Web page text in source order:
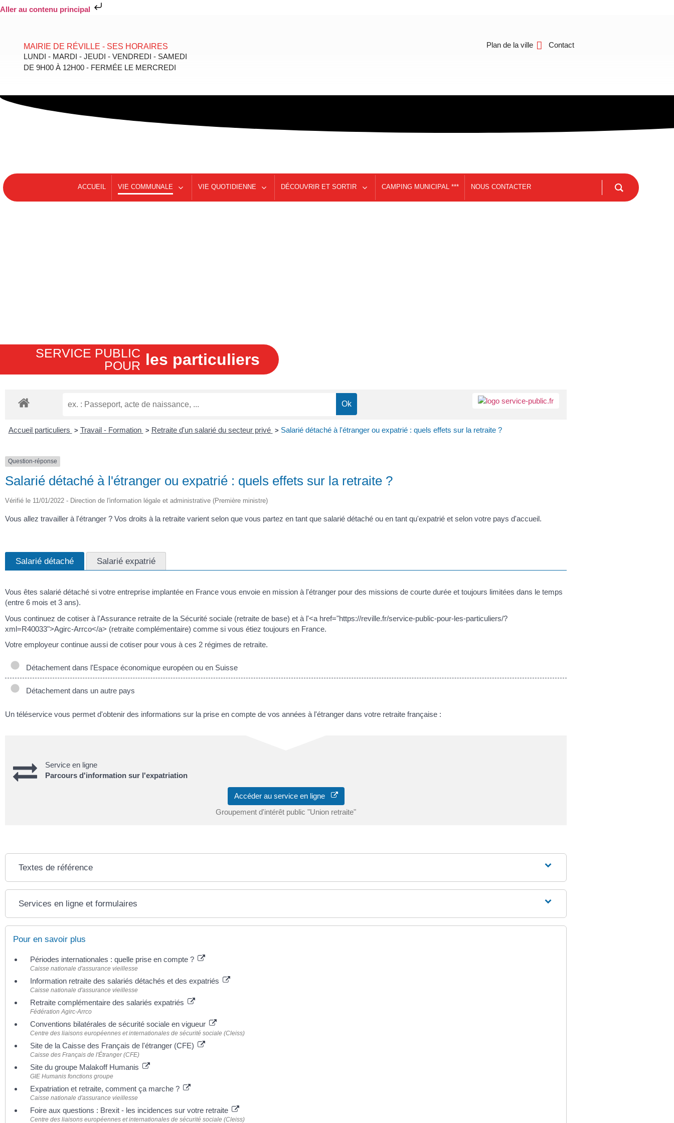
Aller au contenu principal
MAIRIE DE RÉVILLE - SES HORAIRES
LUNDI - MARDI - JEUDI - VENDREDI - SAMEDI
DE 9H00 À 12H00 - FERMÉE LE MERCREDI
Plan de la ville Contact
ACCUEIL VIE COMMUNALE VIE QUOTIDIENNE DÉCOUVRIR ET SORTIR CAMPING MUNICIPAL *** NOUS CONTACTER
SERVICE PUBLIC
POUR​ les particuliers
Accueil particuliers > Travail - Formation > Retraite d'un salarié du secteur privé > Salarié détaché à l'étranger ou expatrié : quels effets sur la retraite ?
Question-réponse
Salarié détaché à l'étranger ou expatrié : quels effets sur la retraite ?
Vérifié le 11/01/2022 - Direction de l'information légale et administrative (Première ministre)
Vous allez travailler à l'étranger ? Vos droits à la retraite varient selon que vous partez en tant que salarié détaché ou en tant qu'expatrié et selon votre pays d'accueil.
Salarié détaché Salarié expatrié
Vous êtes salarié détaché si votre entreprise implantée en France vous envoie en mission à l'étranger pour des missions de courte durée et toujours limitées dans le temps
(entre 6 mois et 3 ans).
Vous continuez de cotiser à l'Assurance retraite de la Sécurité sociale (retraite de base) et à l'<a href="https://reville.fr/service-public-pour-les-particuliers/?
xml=R40033">Agirc-Arrco</a> (retraite complémentaire) comme si vous étiez toujours en France.
Votre employeur continue aussi de cotiser pour vous à ces 2 régimes de retraite.
Détachement dans l'Espace économique européen ou en Suisse
Détachement dans un autre pays
Un téléservice vous permet d'obtenir des informations sur la prise en compte de vos années à l'étranger dans votre retraite française :
Service en ligne
Parcours d'information sur l'expatriation
Accéder au service en ligne
Groupement d'intérêt public "Union retraite"
Textes de référence
Services en ligne et formulaires
Pour en savoir plus
Périodes internationales : quelle prise en compte ?
Caisse nationale d'assurance vieillesse
Information retraite des salariés détachés et des expatriés
Caisse nationale d'assurance vieillesse
Retraite complémentaire des salariés expatriés
Fédération Agirc-Arrco
Conventions bilatérales de sécurité sociale en vigueur
Centre des liaisons européennes et internationales de sécurité sociale (Cleiss)
Site de la Caisse des Français de l'étranger (CFE)
Caisse des Français de l'Étranger (CFE)
Site du groupe Malakoff Humanis
GIE Humanis fonctions groupe
Expatriation et retraite, comment ça marche ?
Caisse nationale d'assurance vieillesse
Foire aux questions : Brexit - les incidences sur votre retraite
Centre des liaisons européennes et internationales de sécurité sociale (Cleiss)